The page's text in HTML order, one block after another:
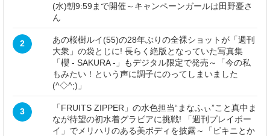
(水)朝9:59まで開催～キャンペーンガールは田野憂さ
ん
2
あの桜樹ルイ(55)の28年ぶりの全裸ショットが「週刊
大衆」の袋とじに! 長らく絶版となっていた写真集
「櫻 - SAKURA -」もデジタル限定で発売～「今の私
もみたい！という声に調子にのってしまいました
(^◇^;)」
3
「FRUITS ZIPPER」の水色担当“まなふぃ”こと真中ま
なが待望の初水着グラビアに挑戦! 「週刊プレイボー
イ」でメリハリのある美ボディを披露～「ビキニとか